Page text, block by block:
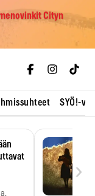
Cityn
Ihmissuhteet SYÖ!-
›